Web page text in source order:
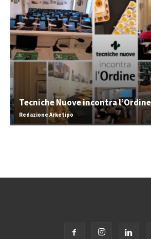
Tecniche Nuove incontra
Redazione Arketipo